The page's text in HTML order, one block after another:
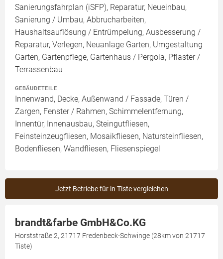
Sanierungsfahrplan (iSFP), Reparatur, Neueinbau,
Sanierung / Umbau, Abbrucharbeiten,
Haushaltsauflösung / Entrümpelung, Ausbesserung /
Reparatur, Verlegen, Neuanlage Garten, Umgestaltung
Garten, Gartenpflege, Gartenhaus / Pergola, Pflaster /
Terrassenbau
GEBÄUDETEILE
Innenwand, Decke, Außenwand / Fassade, Türen /
Zargen, Fenster / Rahmen, Schimmelentfernung,
Innentür, Innenausbau, Steingutfliesen,
Feinsteinzeugfliesen, Mosaikfliesen, Natursteinfliesen,
Bodenfliesen, Wandfliesen, Fliesenspiegel
Jetzt Betriebe für in Tiste vergleichen
brandt&farbe GmbH&Co.KG
Horststraße.2, 21717 Fredenbeck-Schwinge (28km von 21717
Tiste)